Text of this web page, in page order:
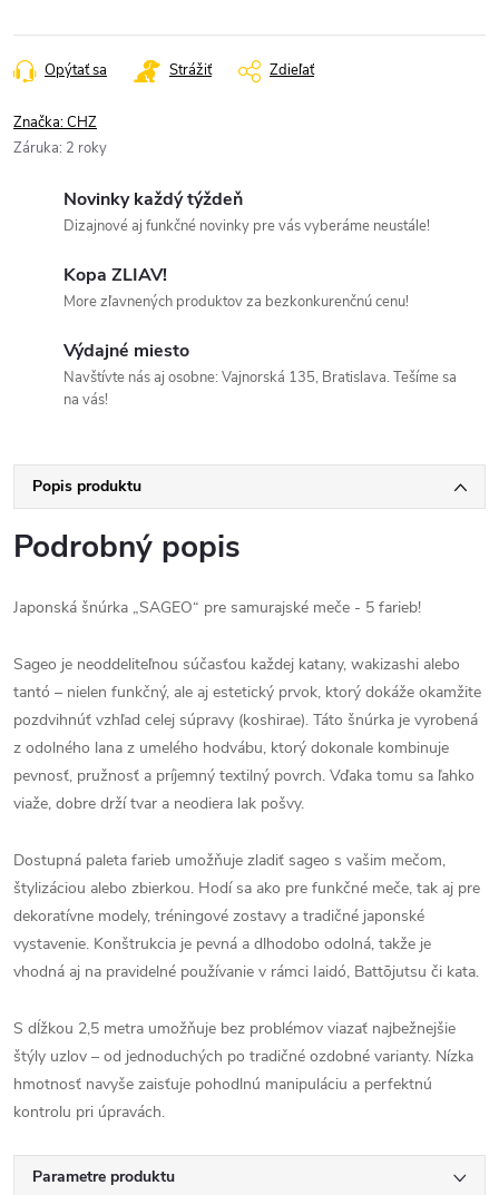
Opýtať sa Strážiť Zdieľať
Značka:CHZ
Záruka: 2 roky
Novinky každý týždeň
Dizajnové aj funkčné novinky pre vás vyberáme neustále!
Kopa ZLIAV!
More zľavnených produktov za bezkonkurenčnú cenu!
Výdajné miesto
Navštívte nás aj osobne: Vajnorská 135, Bratislava. Tešíme sa
na vás!
Popis produktu
Podrobný popis
Japonská šnúrka „SAGEO“ pre samurajské meče - 5 farieb!
Sageo je neoddeliteľnou súčasťou každej katany, wakizashi alebo
tantó – nielen funkčný, ale aj estetický prvok, ktorý dokáže okamžite
pozdvihnúť vzhľad celej súpravy (koshirae). Táto šnúrka je vyrobená
z odolného lana z umelého hodvábu, ktorý dokonale kombinuje
pevnosť, pružnosť a príjemný textilný povrch. Vďaka tomu sa ľahko
viaže, dobre drží tvar a neodiera lak pošvy.
Dostupná paleta farieb umožňuje zladiť sageo s vašim mečom,
štylizáciou alebo zbierkou. Hodí sa ako pre funkčné meče, tak aj pre
dekoratívne modely, tréningové zostavy a tradičné japonské
vystavenie. Konštrukcia je pevná a dlhodobo odolná, takže je
vhodná aj na pravidelné používanie v rámci Iaidó, Battōjutsu či kata.
S dĺžkou 2,5 metra umožňuje bez problémov viazať najbežnejšie
štýly uzlov – od jednoduchých po tradičné ozdobné varianty. Nízka
hmotnosť navyše zaisťuje pohodlnú manipuláciu a perfektnú
kontrolu pri úpravách.
Parametre produktu